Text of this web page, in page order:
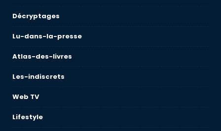
Décryptages
Lu-dans-la-presse
Atlas-des-livres
Les-indiscrets
Web TV
Lifestyle